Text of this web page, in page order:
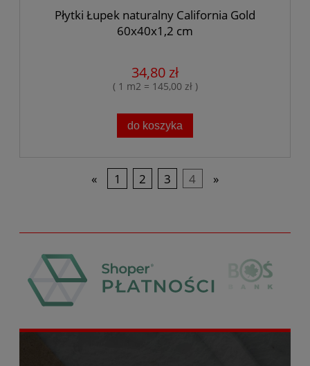
Płytki Łupek naturalny California Gold
60x40x1,2 cm
34,80 zł
( 1 m2 = 145,00 zł )
do koszyka
« 1 2 3 4 »